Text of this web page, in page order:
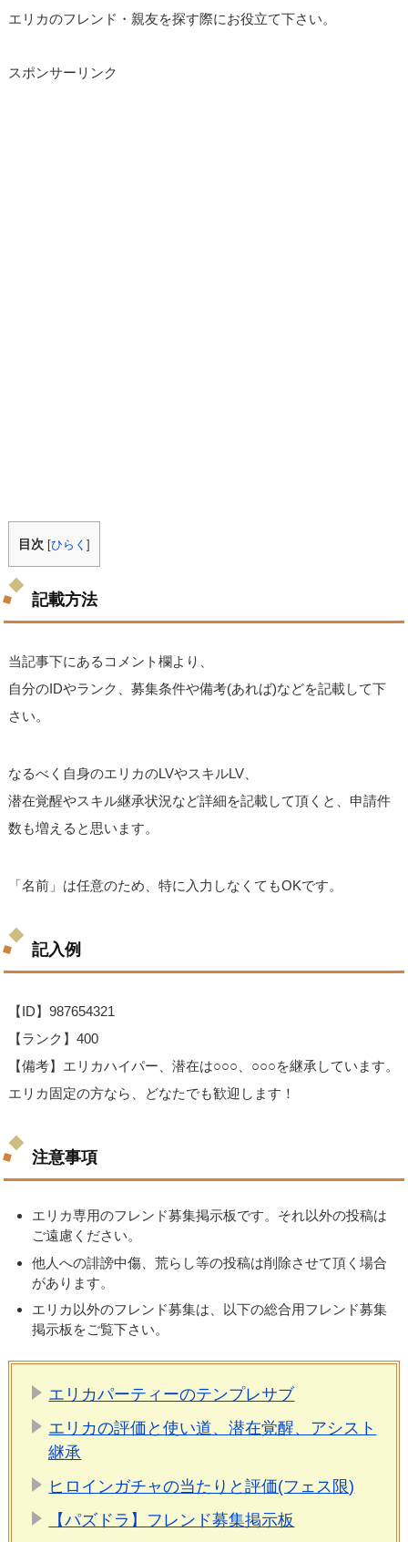
エリカのフレンド・親友を探す際にお役立て下さい。
スポンサーリンク
目次 [ひらく]
記載方法
当記事下にあるコメント欄より、
自分のIDやランク、募集条件や備考(あれば)などを記載して下
さい。
なるべく自身のエリカのLVやスキルLV、
潜在覚醒やスキル継承状況など詳細を記載して頂くと、申請件
数も増えると思います。
「名前」は任意のため、特に入力しなくてもOKです。
記入例
【ID】987654321
【ランク】400
【備考】エリカハイパー、潜在は○○○、○○○を継承しています。
エリカ固定の方なら、どなたでも歓迎します！
注意事項
エリカ専用のフレンド募集掲示板です。それ以外の投稿は
ご遠慮ください。
他人への誹謗中傷、荒らし等の投稿は削除させて頂く場合
があります。
エリカ以外のフレンド募集は、以下の総合用フレンド募集
掲示板をご覧下さい。
エリカパーティーのテンプレサブ
エリカの評価と使い道、潜在覚醒、アシスト
継承
ヒロインガチャの当たりと評価(フェス限)
【パズドラ】フレンド募集掲示板